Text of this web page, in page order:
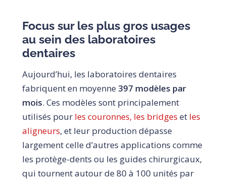
Focus sur les plus gros usages
au sein des laboratoires
dentaires
Aujourd’hui, les laboratoires dentaires
fabriquent en moyenne 397 modèles par
mois. Ces modèles sont principalement
utilisés pour les couronnes, les bridges et les
aligneurs, et leur production dépasse
largement celle d’autres applications comme
les protège-dents ou les guides chirurgicaux,
qui tournent autour de 80 à 100 unités par